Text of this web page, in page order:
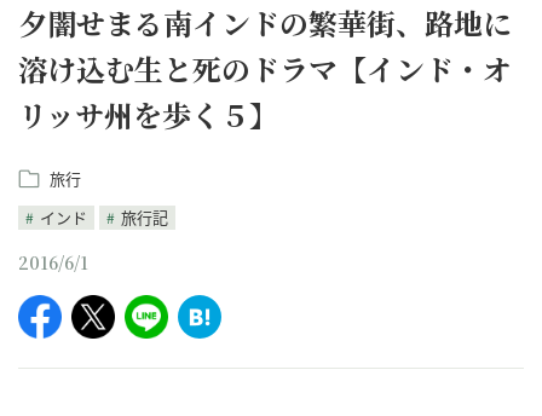
夕闇せまる南インドの繁華街、路地に
溶け込む生と死のドラマ【インド・オ
リッサ州を歩く５】
旅行
インド
旅行記
2016/6/1